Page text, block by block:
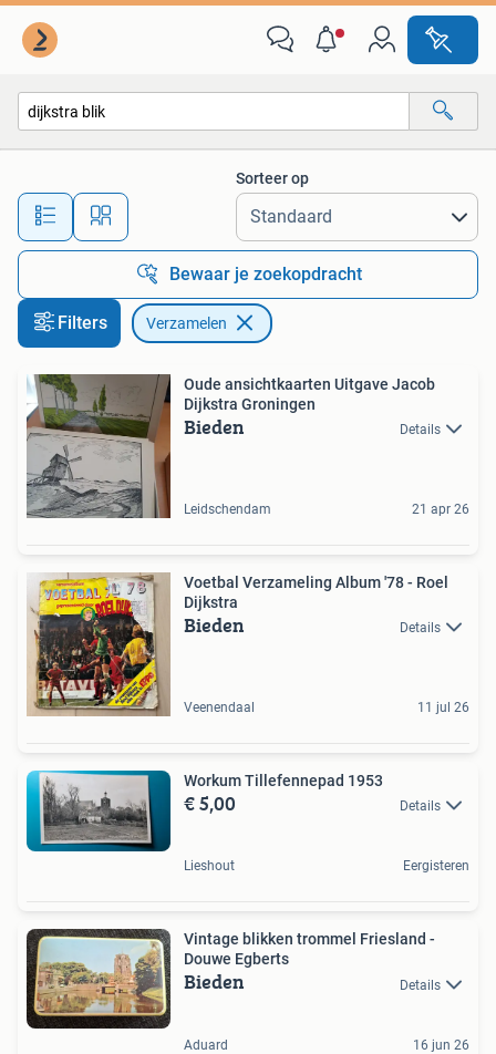
Alle afstanden…
Sorteer op
Bewaar je zoekopdracht
Filters Verzamelen
Oude ansichtkaarten Uitgave Jacob
Dijkstra Groningen
Bieden Details
Leidschendam 21 apr 26
Voetbal Verzameling Album '78 - Roel
Dijkstra
Bieden Details
Veenendaal 11 jul 26
Workum Tillefennepad 1953
€ 5,00 Details
Lieshout Eergisteren
Vintage blikken trommel Friesland -
Douwe Egberts
Bieden Details
Aduard 16 jun 26